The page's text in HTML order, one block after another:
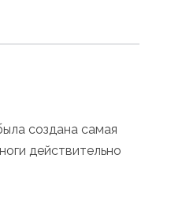
создана самая
действительно